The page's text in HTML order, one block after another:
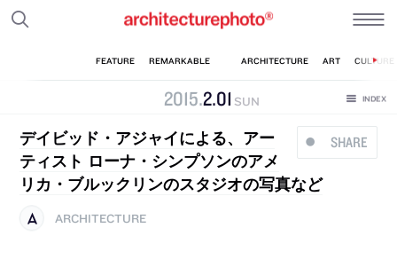
2015.2.01 SUN
SHARE
デイビッド・アジャイによる、アー
ティスト ローナ・シンプソンのアメ
リカ・ブルックリンのスタジオの写真など
ARCHITECTURE